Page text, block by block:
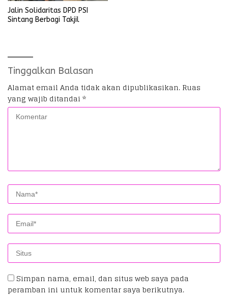
Jalin Solidaritas DPD PSI
Sintang Berbagi Takjil
Tinggalkan Balasan
Alamat email Anda tidak akan dipublikasikan. Ruas
yang wajib ditandai *
Simpan nama, email, dan situs web saya pada
peramban ini untuk komentar saya berikutnya.